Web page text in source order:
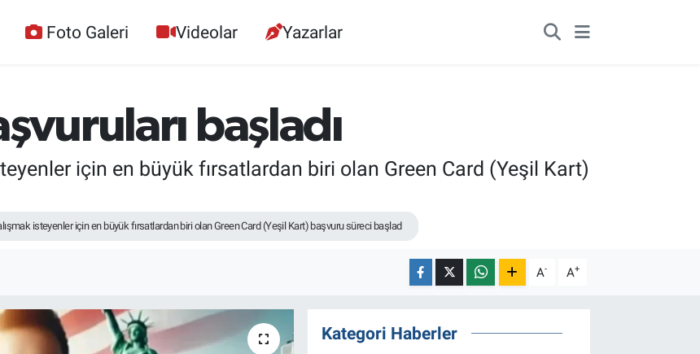
Foto Galeri Videolar Yazarlar
başladı
için en büyük fırsatlardan biri olan Green Card (Yeşil Kart)
isteyenler için en büyük fırsatlardan biri olan Green Card (Yeşil Kart) başvuru süreci başlad
A- A+
Kategori Haberler